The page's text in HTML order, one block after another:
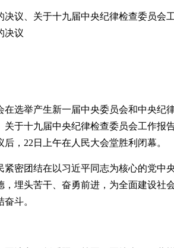
议、关于十九届中央纪律检查委员会
决议
选举产生新一届中央委员会和中央纪
于十九届中央纪律检查委员会工作报
，22日上午在人民大会堂胜利闭幕。
密团结在以习近平同志为核心的党中
埋头苦干、奋勇前进，为全面建设社
斗。